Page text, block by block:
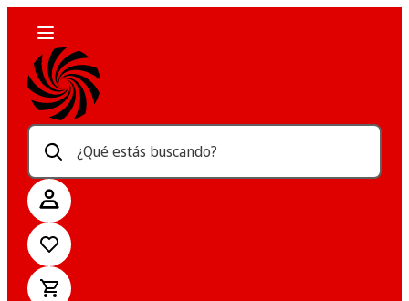
¿Qué estás buscando?